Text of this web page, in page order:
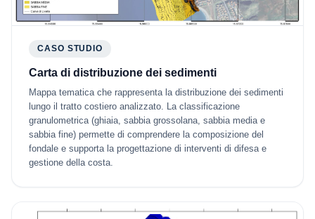
CASO STUDIO
Carta di distribuzione dei sedimenti
Mappa tematica che rappresenta la distribuzione dei sedimenti
lungo il tratto costiero analizzato. La classificazione
granulometrica (ghiaia, sabbia grossolana, sabbia media e
sabbia fine) permette di comprendere la composizione del
fondale e supporta la progettazione di interventi di difesa e
gestione della costa.